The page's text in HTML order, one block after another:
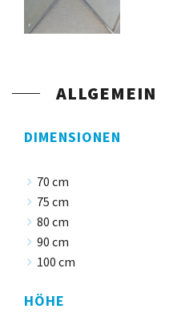
ALLGEMEIN
DIMENSIONEN
70 cm
75 cm
80 cm
90 cm
100 cm
HÖHE